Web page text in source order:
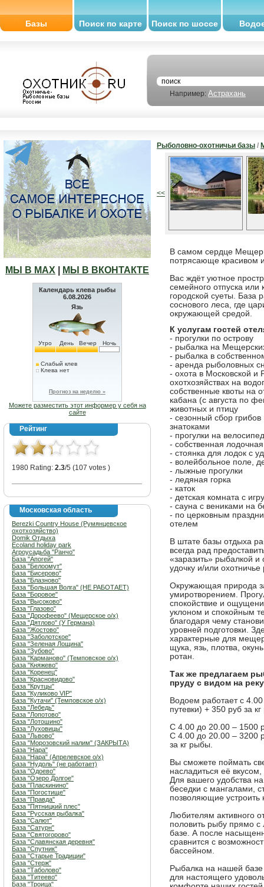
Базы Поиск по карте Поиск по шоссе
Например: Астрахань
МЫ В МАХ МЫ В ВКОНТАКТЕ
Календарь клева рыбы
6.08.2026
Язь
Утро День Вечер Ночь
Слабый клев
Клева нет
Прогноз на неделю »
Можете разместить этот информер у себя на
сайте
Рейтинг
1980 Rating: 2.3/5 (107 votes )
Московская область
Berezki Country House (Румянцевское
охотхозяйство)
Domik Отдыха
Ecoland holiday park
Агроусадьба "Ранчо"
База "Апогей"
База "Белоомут"
База "Бисерово"
База "Блазново"
База "Большая Волга" (НЕ РАБОТАЕТ)
База "Боровое"
База "Высоково"
База "Глазово"
База "Дорофеево" (Мещерское о/х)
База "Дятлово" (У Германа)
База "Жостово"
База "Заболотское"
База "Зеленая Лощина"
База "Зубово"
База "Карманово" (Темповское о/х)
База "Княжево"
База "Коренец"
База "Красновидово"
База "Крутцы"
База "Куликово VIP"
База "Кутачи" (Темповское о/х)
База "Лебедь"
База "Лопотово"
База "Лотошино"
База "Луховицы"
База "Львово"
База "Морозовский налим" (ЗАКРЫТА)
База "Нара"
База "Нара" (Апрелевское о/х)
База "Нудоль" (не работает)
База "Одоево"
База "Озеро Долгое"
База "Пласкинино"
База "Погостище"
База "Правда"
База "Пятницкий плес"
База "Русская рыбалка"
База "Салют"
База "Сатурн"
База "Святогорово"
База "Славянская деревня"
База "Спутник"
База "Старые Традиции"
База "Стерж"
База "Таболово"
База "Титеево"
База "Троица"
Рыболовно-охотничьи базы /
<<
В самом сердце
потрясающе красивом
Вас ждёт уютное
семейного отпуска или
городской суеты. База
соснового леса, где
окружающей средой.
К услугам гостей
- прогулки по острову
- рыбалка на
- рыбалка в
- аренда рыболовных
- охота в Московской и
охотхозяйствах на
собственные квоты на
кабана (с августа по
животных и птицу
- сезонный сбор
знатоками
- прогулки на
- собственная
- стоянка для лодок с
- волейбольное поле,
- лыжные прогулки
- ледяная горка
- каток
- детская комната с
- сауна с вениками на
- по церковным
отелем
В штате базы отдыха
всегда рад
«заразить» рыбалкой и
удочку и/или
Окружающая природа
умиротворением.
спокойствие и
уклоном и спокойным
благодаря чему
уровней подготовки.
характерные для
щука, язь, плотва,
ротан.
Так же предлагаем
пруду с видом на
Водоем работает с
путевки) + 350 руб за
С 4.00 до 20.00 – 1500
С 4.00 до 20.00 – 3200
за кг рыбы.
Вы сможете поймать
насладиться её
Для вашего удобства
беседки с мангалами,
позволяющие устроить
Любителям активного
половить рыбу прямо с
базе. А после
сравнится с
бассейном.
Рыбалка на нашей базе
для настоящего